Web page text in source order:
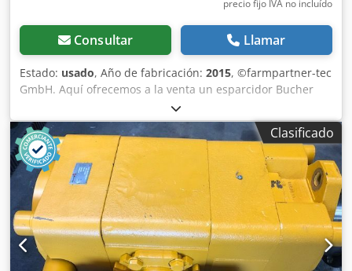
precio fijo IVA no incluído
Consultar Llamar
Estado: usado, Año de fabricación: 2015, ©farmpartner-tec
GmbH. Aquí ofrecemos a la venta un esparcidor Bucher
Gmeiner STA 2000 TC usado, fabricado en 2015. Incluye
panel de control, soportes y eje corto (compatible con
Lindner, Multicar, etc.). Capacidad de 2 m³, esparcidor de
doble sinfín. Para obtener más detalles, póngase en
contacto con nosotros. Ubicación: 93095 Hagelstadt.
Dkjdpfoyq Avbex Aa Tsr
Clasificado